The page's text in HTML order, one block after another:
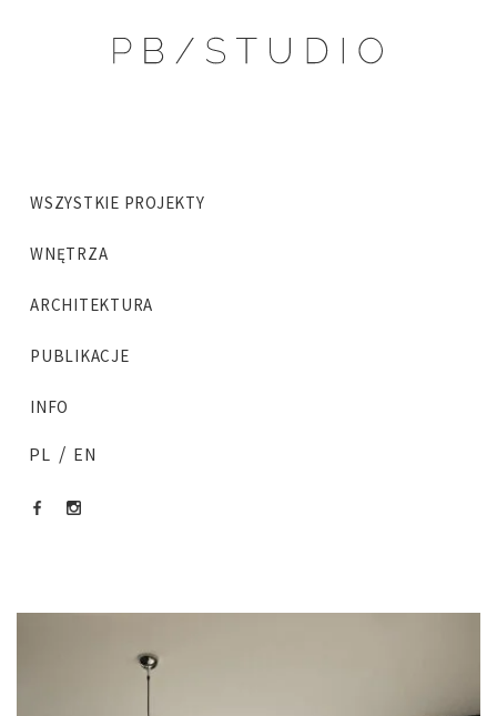
WSZYSTKIE PROJEKTY
WNĘTRZA
ARCHITEKTURA
PUBLIKACJE
INFO
PL / EN